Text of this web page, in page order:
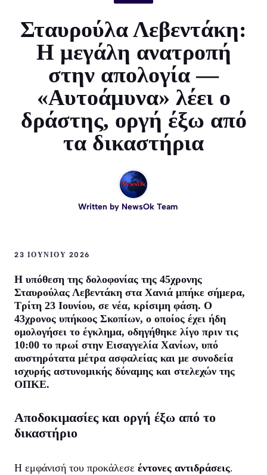
Σταυρούλα Λεβεντάκη:
Η μεγάλη ανατροπή
στην απολογία —
«Αυτοάμυνα» λέει ο
δράστης, οργή έξω από
τα δικαστήρια
Written by NewsOk Team
23 ΙΟΥΝΊΟΥ 2026
Η υπόθεση της δολοφονίας της 45χρονης
Σταυρούλας Λεβεντάκη στα Χανιά μπήκε σήμερα,
Τρίτη 23 Ιουνίου, σε νέα, κρίσιμη φάση. Ο
43χρονος υπήκοος Σκοπίων, ο οποίος έχει ήδη
ομολογήσει το έγκλημα, οδηγήθηκε λίγο πριν τις
10:00 το πρωί στην Εισαγγελία Χανίων, υπό
αυστηρότατα μέτρα ασφαλείας και με συνοδεία
ισχυρής αστυνομικής δύναμης και στελεχών της
ΟΠΚΕ.
Αποδοκιμασίες και οργή έξω από το
δικαστήριο
Η εμφάνισή του προκάλεσε έντονες αντιδράσεις.